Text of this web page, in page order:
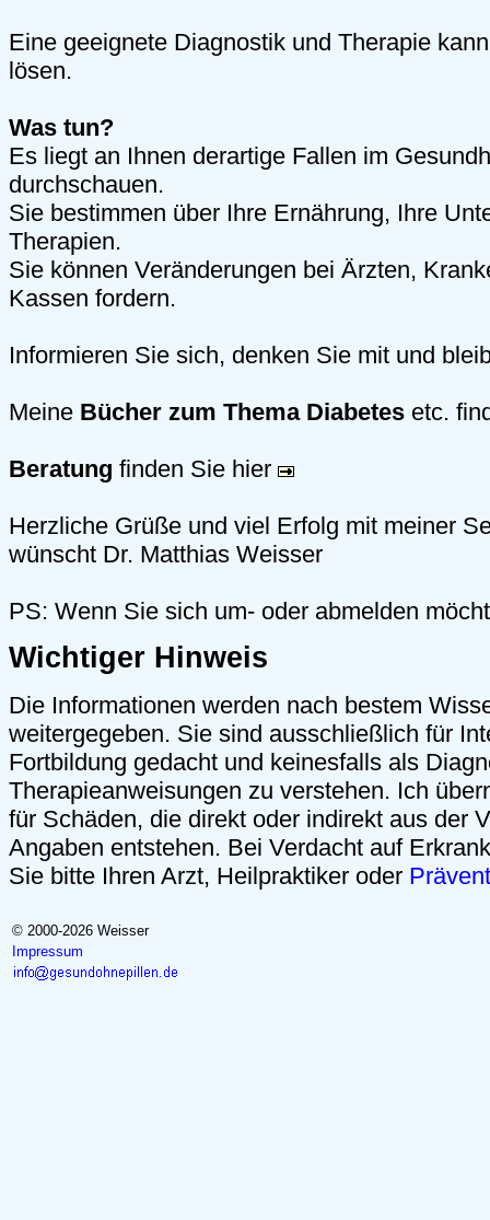
Eine geeignete Diagnostik und Therapie
lösen.
Was tun?
Es liegt an Ihnen derartige Fallen im
durchschauen.
Sie bestimmen über Ihre Ernährung, Ihre
Therapien.
Sie können Veränderungen bei Ärzten,
Kassen fordern.
Informieren Sie sich, denken Sie mit und
Meine Bücher zum Thema Diabetes etc.
Beratung finden Sie hier
Herzliche Grüße und viel Erfolg mit meiner
wünscht Dr. Matthias Weisser
PS: Wenn Sie sich um- oder abmelden
Wichtiger Hinweis
Die Informationen werden nach bestem
weitergegeben. Sie sind ausschließlich für
Fortbildung gedacht und keinesfalls als
Therapieanweisungen zu verstehen. Ich
für Schäden, die direkt oder indirekt aus der
Angaben entstehen. Bei Verdacht auf
Sie bitte Ihren Arzt, Heilpraktiker oder
© 2000-2026 Weisser
Impressum